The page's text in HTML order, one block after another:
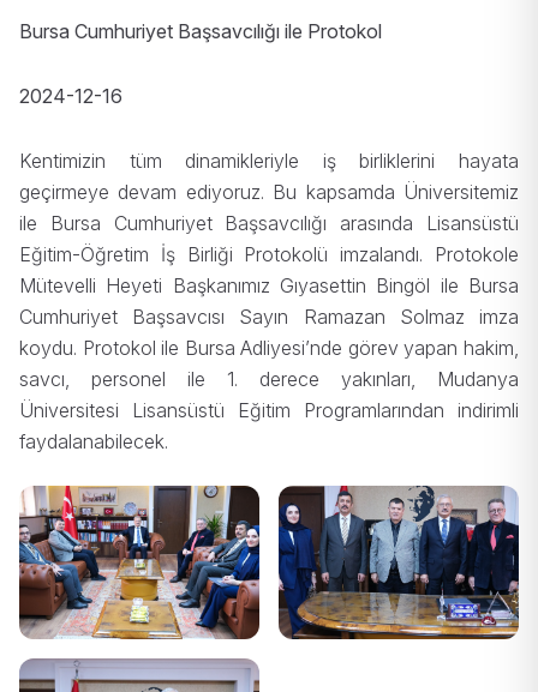
Bursa Cumhuriyet Başsavcılığı ile Protokol
2024-12-16
Kentimizin tüm dinamikleriyle iş birliklerini hayata
geçirmeye devam ediyoruz. Bu kapsamda Üniversitemiz
ile Bursa Cumhuriyet Başsavcılığı arasında Lisansüstü
Eğitim-Öğretim İş Birliği Protokolü imzalandı. Protokole
Mütevelli Heyeti Başkanımız Gıyasettin Bingöl ile Bursa
Cumhuriyet Başsavcısı Sayın Ramazan Solmaz imza
koydu. Protokol ile Bursa Adliyesi’nde görev yapan hakim,
savcı, personel ile 1. derece yakınları, Mudanya
Üniversitesi Lisansüstü Eğitim Programlarından indirimli
faydalanabilecek.